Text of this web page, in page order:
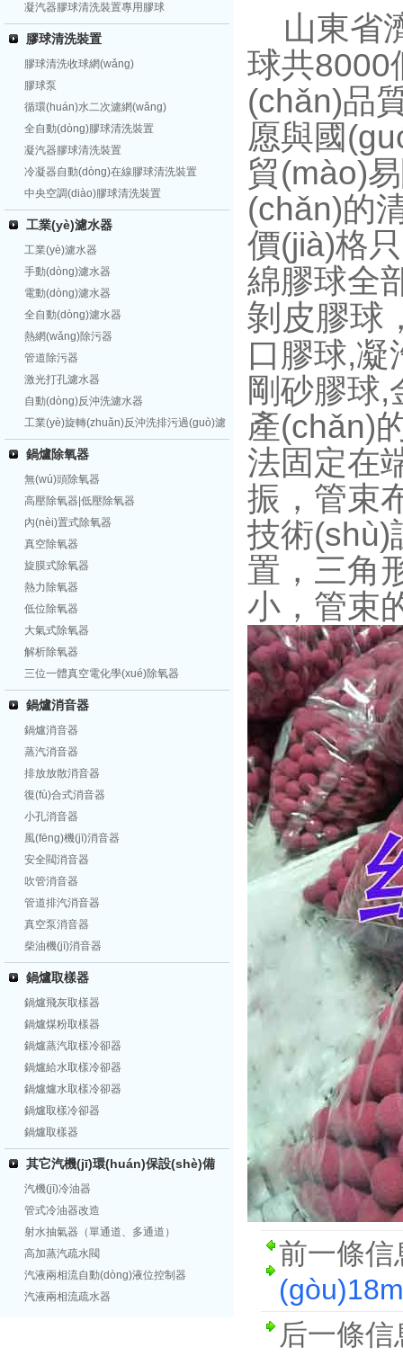
凝汽器膠球清洗裝置專用膠球
膠球清洗裝置
膠球清洗收球網(wǎng)
膠球泵
循環(huán)水二次濾網(wǎng)
全自動(dòng)膠球清洗裝置
凝汽器膠球清洗裝置
冷凝器自動(dòng)在線膠球清洗裝置
中央空調(diào)膠球清洗裝置
工業(yè)濾水器
工業(yè)濾水器
手動(dòng)濾水器
電動(dòng)濾水器
全自動(dòng)濾水器
熱網(wǎng)除污器
管道除污器
激光打孔濾水器
自動(dòng)反沖洗濾水器
工業(yè)旋轉(zhuǎn)反沖洗排污過(guò)濾
鍋爐除氧器
無(wú)頭除氧器
高壓除氧器|低壓除氧器
內(nèi)置式除氧器
真空除氧器
旋膜式除氧器
熱力除氧器
低位除氧器
大氣式除氧器
解析除氧器
三位一體真空電化學(xué)除氧器
鍋爐消音器
鍋爐消音器
蒸汽消音器
排放放散消音器
復(fù)合式消音器
小孔消音器
風(fēng)機(jī)消音器
安全閥消音器
吹管消音器
管道排汽消音器
真空泵消音器
柴油機(jī)消音器
鍋爐取樣器
鍋爐飛灰取樣器
鍋爐煤粉取樣器
鍋爐蒸汽取樣冷卻器
鍋爐給水取樣冷卻器
鍋爐爐水取樣冷卻器
鍋爐取樣冷卻器
鍋爐取樣器
其它汽機(jī)環(huán)保設(shè)備
汽機(jī)冷油器
管式冷油器改造
射水抽氣器（單通道、多通道）
高加蒸汽疏水閥
汽液兩相流自動(dòng)液位控制器
汽液兩相流疏水器
山東省
球共8000
(chǎn)品
愿與國
貿(mào)易
(chǎn)的
價(jià)格
綿膠球全
剝皮膠球
口膠球,凝
剛砂膠球
產(chǎn)
法固定在
振，管
技術(shù)
置，
小，管
前一條信
后一條信